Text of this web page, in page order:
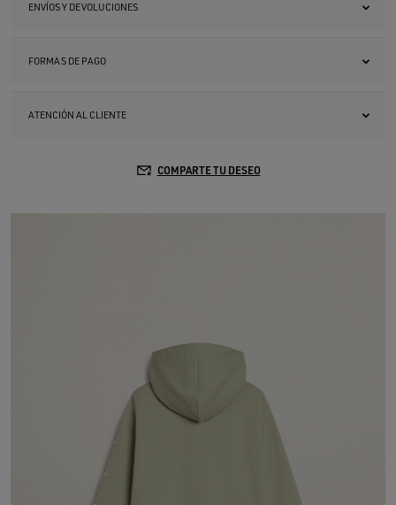
ENVÍOS Y DEVOLUCIONES
FORMAS DE PAGO
ATENCIÓN AL CLIENTE
COMPARTE TU DESEO